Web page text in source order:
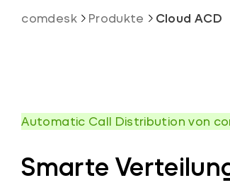
comdesk Produkte Cloud ACD
Automatic Call Distribution von
Smarte